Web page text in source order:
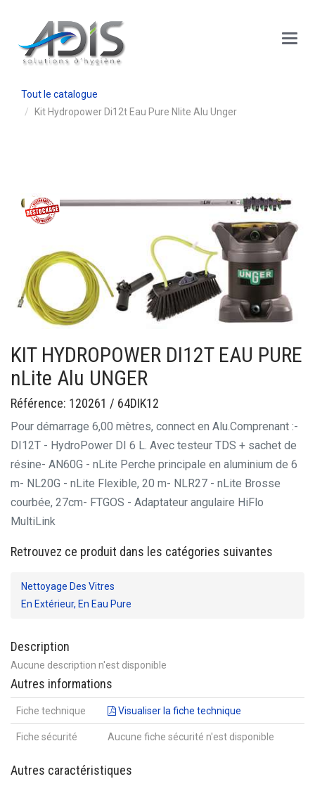
Main
Menu
Tout le catalogue
Kit Hydropower Di12t Eau Pure Nlite Alu Unger
KIT HYDROPOWER DI12T EAU PURE
nLite Alu UNGER
Référence: 120261 / 64DIK12
Pour démarrage 6,00 mètres, connect en Alu.Comprenant :-
DI12T - HydroPower DI 6 L. Avec testeur TDS + sachet de
résine- AN60G - nLite Perche principale en aluminium de 6
m- NL20G - nLite Flexible, 20 m- NLR27 - nLite Brosse
courbée, 27cm- FTGOS - Adaptateur angulaire HiFlo
MultiLink
Retrouvez ce produit dans les catégories suivantes
Nettoyage Des Vitres
En Extérieur, En Eau Pure
Description
Aucune description n'est disponible
Autres informations
Fiche technique Visualiser la fiche technique
Fiche sécurité Aucune fiche sécurité n'est disponible
Autres caractéristiques